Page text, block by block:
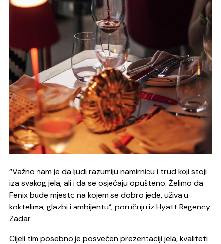
“Važno nam je da ljudi razumiju namirnicu i trud koji stoji
iza svakog jela, ali i da se osjećaju opušteno. Želimo da
Fenix bude mjesto na kojem se dobro jede, uživa u
koktelima, glazbi i ambijentu“, poručuju iz Hyatt Regency
Zadar.
Cijeli tim posebno je posvećen prezentaciji jela, kvaliteti